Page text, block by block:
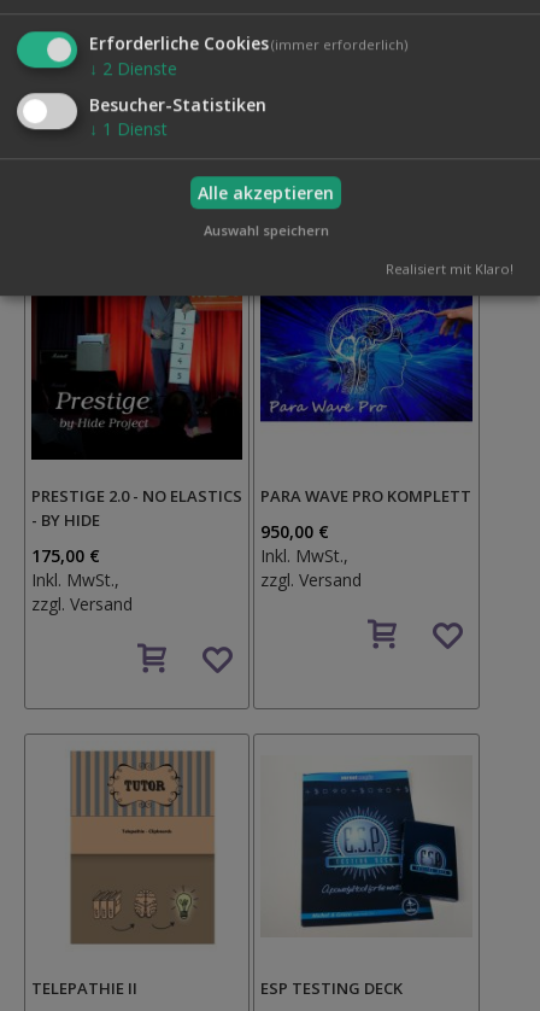
VELARDE
235,00 €
zzgl.
Versand
den
Wunschzettel
570,00 €
PRESTIGE 2.0 - NO ELASTICS
- BY HIDE
175,00 €
Inkl. MwSt.,
zzgl. Versand
den
PARA WAVE PRO KOMPLETT
950,00 €
Inkl. MwSt.,
zzgl.Versand
den
TELEPATHIE II ESP TESTING DECK
Erforderliche Cookies(immer erforderlich)
↓ 2 Dienste
Besucher-Statistiken
↓ 1 Dienst
Alle akzeptieren
Auswahl speichern
Realisiert mit Klaro!